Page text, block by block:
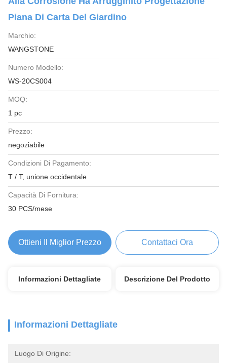
Piana Di Carta Del Giardino
Marchio:
WANGSTONE
Numero Modello:
WS-20CS004
MOQ:
1 pc
Prezzo:
negoziabile
Condizioni Di Pagamento:
T / T, unione occidentale
Capacità Di Fornitura:
30 PCS/mese
Ottieni Il Miglior Prezzo Contattaci Ora
Informazioni Dettagliate Descrizione Del Prodotto
Informazioni Dettagliate
Luogo Di Origine: